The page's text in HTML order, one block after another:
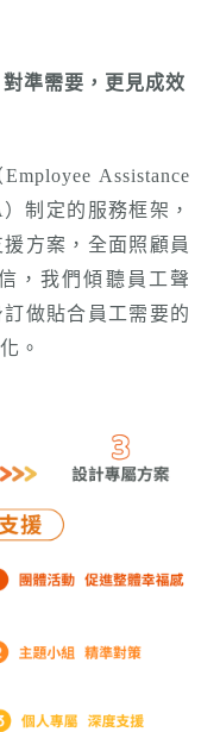
準需要，更見成效
Assistance
制定的服務框架，
方案，全面照顧員
，我們傾聽員工聲
做貼合員工需要的
。